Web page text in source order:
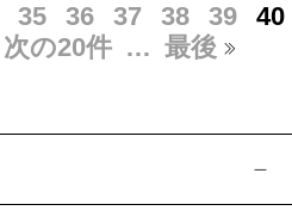
35 36 37 38 39
40
次の20件 … 最後